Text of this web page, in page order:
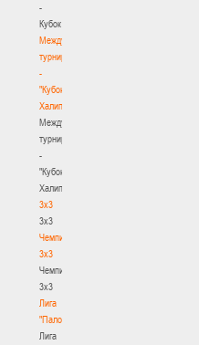
-
Кубок
Международный
турнир
-
"Кубок
Халипского"
Международный
турнир
-
"Кубок
Халипского"
3x3
3x3
Чемпионат
3х3
Чемпионат
3х3
Лига
"Палова"
Лига